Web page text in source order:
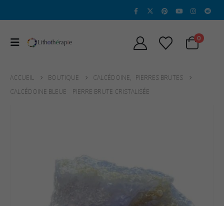
0
ACCUEIL BOUTIQUE CALCÉDOINE, PIERRES BRUTES
CALCÉDOINE BLEUE – PIERRE BRUTE CRISTALISÉE